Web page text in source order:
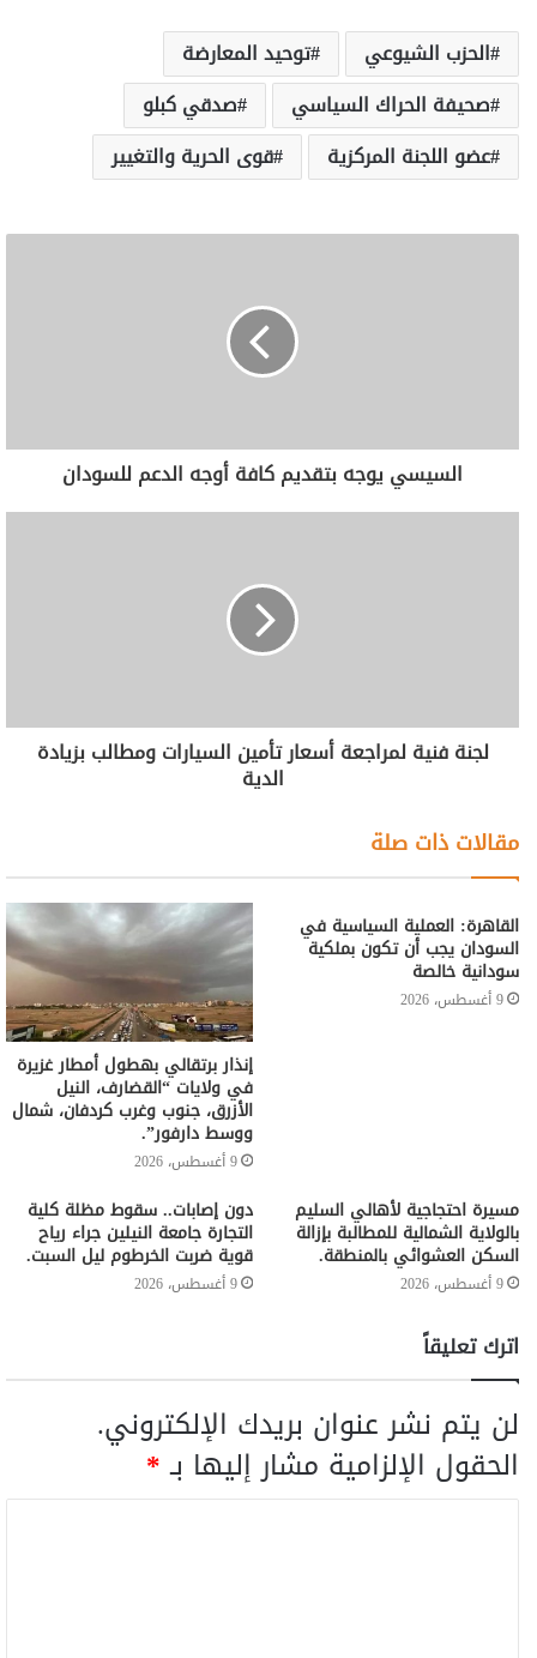
الحزب الشيوعي
توحيد المعارضة
صحيفة الحراك السياسي
صدقي كبلو
عضو اللجنة المركزية
قوى الحرية والتغيير
السيسي يوجه بتقديم كافة أوجه الدعم للسودان
لجنة فنية لمراجعة أسعار تأمين السيارات ومطالب بزيادة
الدية
مقالات ذات صلة
القاهرة: العملية السياسية في
السودان يجب أن تكون بملكية
سودانية خالصة
9 أغسطس، 2026
إنذار برتقالي بهطول أمطار غزيرة
في ولايات “القضارف، النيل
الأزرق، جنوب وغرب كردفان، شمال
ووسط دارفور”.
9 أغسطس، 2026
مسيرة احتجاجية لأهالي السليم
بالولاية الشمالية للمطالبة بإزالة
السكن العشوائي بالمنطقة.
9 أغسطس، 2026
دون إصابات.. سقوط مظلة كلية
التجارة جامعة النيلين جراء رياح
قوية ضربت الخرطوم ليل السبت.
9 أغسطس، 2026
اترك تعليقاً
لن يتم نشر عنوان بريدك الإلكتروني.
الحقول الإلزامية مشار إليها بـ*